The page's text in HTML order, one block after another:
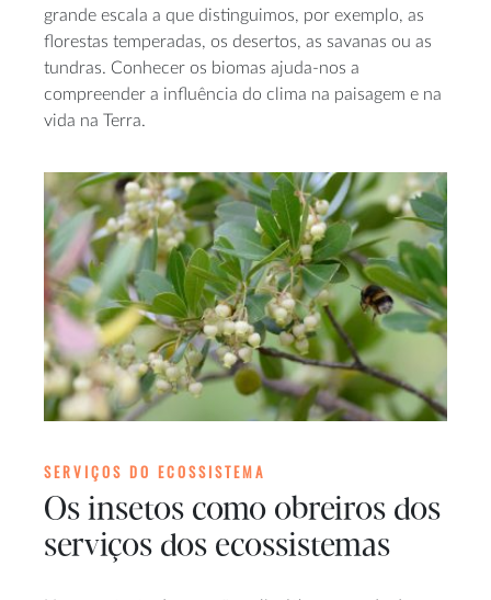
grande escala a que distinguimos, por exemplo, as
florestas temperadas, os desertos, as savanas ou as
tundras. Conhecer os biomas ajuda-nos a
compreender a influência do clima na paisagem e na
vida na Terra.
SERVIÇOS DO ECOSSISTEMA
Os insetos como obreiros dos
serviços dos ecossistemas